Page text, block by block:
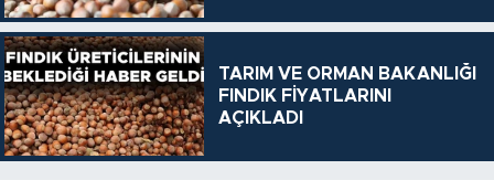
TARIM VE ORMAN BAKANLIĞI
FINDIK FİYATLARINI
AÇIKLADI